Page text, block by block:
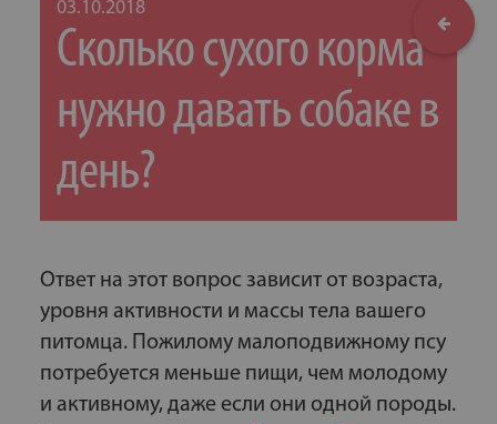
03.10.2018
Сколько сухого корма
нужно давать собаке в
день?
Ответ на этот вопрос зависит от возраста,
уровня активности и массы тела вашего
питомца. Пожилому малоподвижному псу
потребуется меньше пищи, чем молодому
и активному, даже если они одной породы.